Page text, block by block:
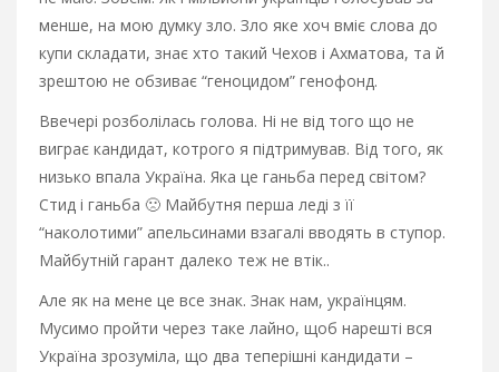
менше, на мою думку зло. Зло яке хоч вміє слова до
купи складати, знає хто такий Чехов і Ахматова, та й
зрештою не обзиває “геноцидом” генофонд.
Ввечері розболілась голова. Ні не від того що не
виграє кандидат, котрого я підтримував. Від того, як
низько впала Україна. Яка це ганьба перед світом?
Стид і ганьба 🙁 Майбутня перша леді з її
“наколотими” апельсинами взагалі вводять в ступор.
Майбутній гарант далеко теж не втік..
Але як на мене це все знак. Знак нам, українцям.
Мусимо пройти через таке лайно, щоб нарешті вся
Україна зрозуміла, що два теперішні кандидати –